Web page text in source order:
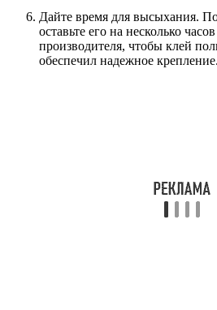
Дайте время для высыхания.
оставьте его на несколько
производителя, чтобы клей
обеспечил надежное крепление.